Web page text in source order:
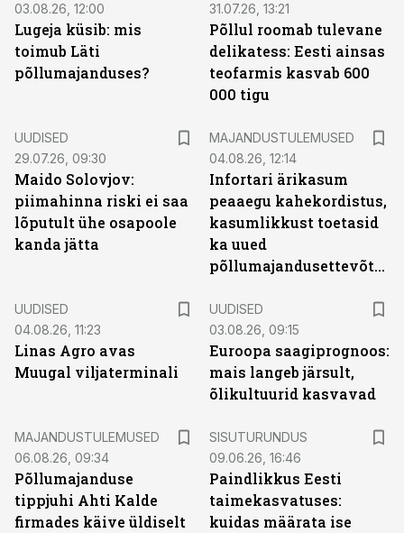
03.08.26, 12:00
Lugeja küsib: mis
toimub Läti
põllumajanduses?
31.07.26, 13:21
Põllul roomab tulevane
delikatess: Eesti ainsas
teofarmis kasvab 600
000 tigu
UUDISED
29.07.26, 09:30
Maido Solovjov:
piimahinna riski ei saa
lõputult ühe osapoole
kanda jätta
MAJANDUSTULEMUSED
04.08.26, 12:14
Infortari ärikasum
peaaegu kahekordistus,
kasumlikkust toetasid
ka uued
põllumajandusettevõtted
UUDISED
04.08.26, 11:23
Linas Agro avas
Muugal viljaterminali
UUDISED
03.08.26, 09:15
Euroopa saagiprognoos:
mais langeb järsult,
õlikultuurid kasvavad
MAJANDUSTULEMUSED
06.08.26, 09:34
Põllumajanduse
tippjuhi Ahti Kalde
firmades käive üldiselt
SISUTURUNDUS
09.06.26, 16:46
Paindlikkus Eesti
taimekasvatuses:
kuidas määrata ise